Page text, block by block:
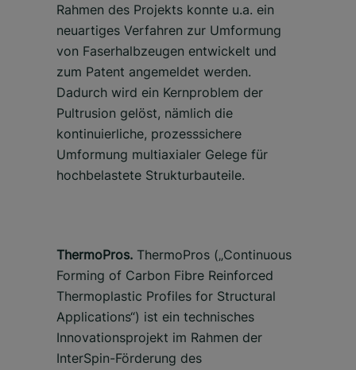
Rahmen des Projekts konnte u.a. ein
neuartiges Verfahren zur Umformung
von Faserhalbzeugen entwickelt und
zum Patent angemeldet werden.
Dadurch wird ein Kernproblem der
Pultrusion gelöst, nämlich die
kontinuierliche, prozesssichere
Umformung multiaxialer Gelege für
hochbelastete Strukturbauteile.
ThermoPros. ThermoPros („Continuous
Forming of Carbon Fibre Reinforced
Thermoplastic Profiles for Structural
Applications“) ist ein technisches
Innovationsprojekt im Rahmen der
InterSpin-Förderung des